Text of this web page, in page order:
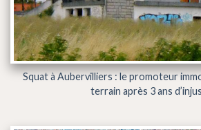
Squat à Aubervilliers : le promoteur
terrain après 3 ans